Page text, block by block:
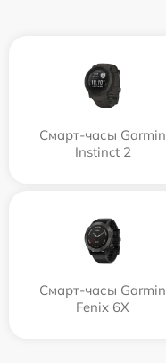
Смарт-часы Garmin
Instinct 2
Смарт-часы Garmin
Fenix 6X